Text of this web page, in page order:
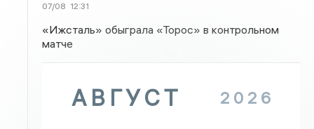
07/08 12:31
«Ижсталь» обыграла «Торос» в контрольном
матче
АВГУСТ 2026